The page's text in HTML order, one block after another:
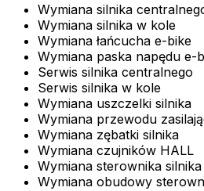
Wymiana silnika
Wymiana silnika w kole
Wymiana łańcucha e-bike
Wymiana paska napędu e-
Serwis silnika centralnego
Serwis silnika w kole
Wymiana uszczelki silnika
Wymiana przewodu
Wymiana zębatki silnika
Wymiana czujników HALL
Wymiana sterownika
Wymiana obudowy